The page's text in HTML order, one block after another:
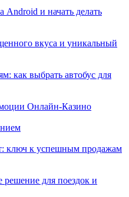
Android и начать делать
вкуса и уникальный
как выбрать автобус для
Онлайн-Казино
ключ к успешным продажам
решение для поездок и